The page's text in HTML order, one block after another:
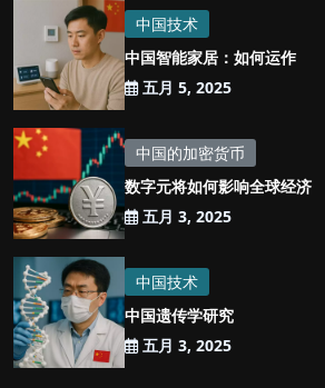
中国技术
中国智能家居：如何运作
五月 5, 2025
中国的加密货币
数字元将如何影响全球经济
五月 3, 2025
中国技术
中国遗传学研究
五月 3, 2025